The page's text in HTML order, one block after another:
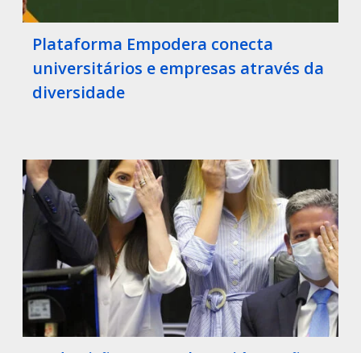
Plataforma Empodera conecta
universitários e empresas através da
diversidade